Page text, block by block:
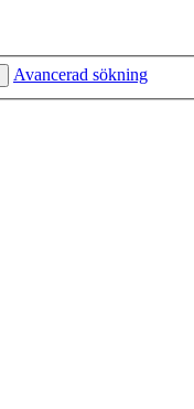
Avancerad sökning